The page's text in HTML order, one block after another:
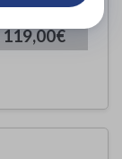
119,00€